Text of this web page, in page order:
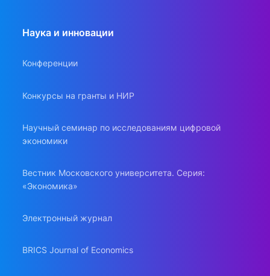
Наука и инновации
Конференции
Конкурсы на гранты и НИР
Научный семинар по исследованиям цифровой
экономики
Вестник Московского университета. Серия:
«Экономика»
Электронный журнал
BRICS Journal of Economics